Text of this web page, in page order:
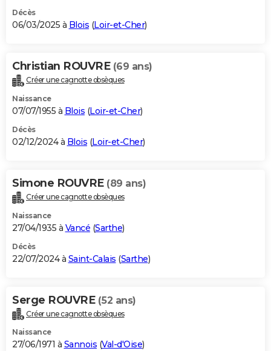
S'inscrire
Se connecter
Lycées
Collèges
Primaires
Universités
Entreprises
Service militaire
Avis de recherche
AVIS DE DÉCÈS
Bricolage
Lifestyle
Culture
Sport
Auto
Television
Voyage
Cinema
Décès
06/03/2025 à Blois (Loir-et-Cher)
Christian ROUVRE (69 ans)
Créer une cagnotte obsèques
Naissance
07/07/1955 à Blois (Loir-et-Cher)
Décès
02/12/2024 à Blois (Loir-et-Cher)
Simone ROUVRE (89 ans)
Créer une cagnotte obsèques
Naissance
27/04/1935 à Vancé (Sarthe)
Décès
22/07/2024 à Saint-Calais (Sarthe)
Serge ROUVRE (52 ans)
Créer une cagnotte obsèques
Naissance
27/06/1971 à Sannois (Val-d'Oise)